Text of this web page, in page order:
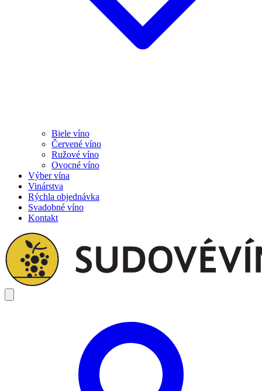
Biele víno
Červené víno
Ružové víno
Ovocné víno
Výber vína
Vinárstva
Rýchla objednávka
Svadobné víno
Kontakt